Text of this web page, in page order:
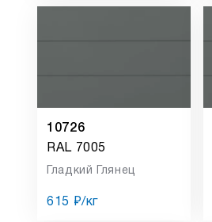
10726
RAL 7005
Гладкий Глянец
615 ₽/кг